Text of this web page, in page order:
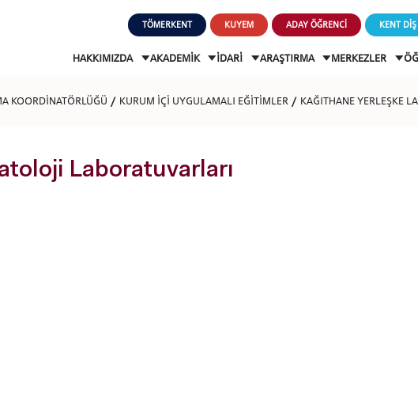
TÖMERKENT KUYEM ADAY ÖĞRENCİ KENT DİŞ
HAKKIMIZDA AKADEMİK İDARİ ARAŞTIRMA MERKEZLER
KOORDİNATÖRLÜĞÜ KURUM İÇİ UYGULAMALI EĞİTİMLER KAĞITHANE YERLEŞKE
Laboratuvarları